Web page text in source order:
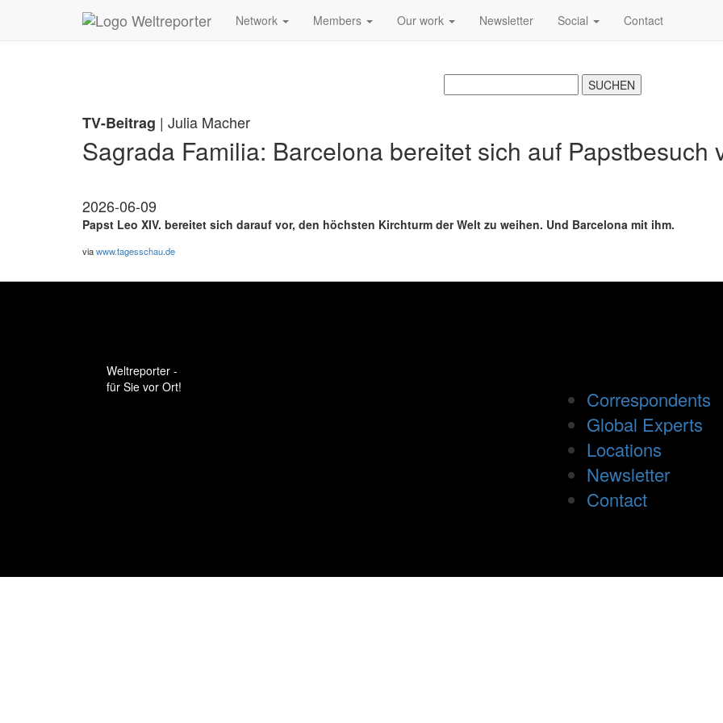
Zum Inhalt springen
Network Members Our work Newsletter Social Contact
TV-Beitrag | Julia Macher
Sagrada Familia: Barcelona bereitet sich auf Papstbesuch
2026-06-09
Papst Leo XIV. bereitet sich darauf vor, den höchsten Kirchturm der Welt zu weihen. Und Barcelona mit ihm.
viawww.tagesschau.de
Weltreporter -
für Sie vor Ort!
Correspondents
Global Experts
Locations
Newsletter
Contact